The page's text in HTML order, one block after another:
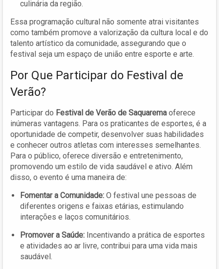
culinária da região.
Essa programação cultural não somente atrai visitantes
como também promove a valorização da cultura local e do
talento artístico da comunidade, assegurando que o
festival seja um espaço de união entre esporte e arte.
Por Que Participar do Festival de
Verão?
Participar do Festival de Verão de Saquarema oferece
inúmeras vantagens. Para os praticantes de esportes, é a
oportunidade de competir, desenvolver suas habilidades
e conhecer outros atletas com interesses semelhantes.
Para o público, oferece diversão e entretenimento,
promovendo um estilo de vida saudável e ativo. Além
disso, o evento é uma maneira de:
Fomentar a Comunidade: O festival une pessoas de
diferentes origens e faixas etárias, estimulando
interações e laços comunitários.
Promover a Saúde: Incentivando a prática de esportes
e atividades ao ar livre, contribui para uma vida mais
saudável.